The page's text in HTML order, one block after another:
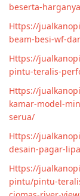
beserta-
Https://
beam-besi-wf-
Https://
pintu-teralis-
Https://
kamar-model-
serua/
Https://
desain-pagar-
Https://
pintu/pintu-